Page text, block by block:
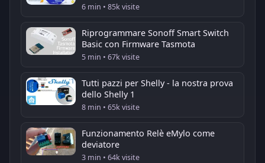
6 min • 85k visite
Riprogrammare Sonoff Smart Switch
Basic con Firmware Tasmota
5 min • 67k visite
Tutti pazzi per Shelly - la nostra prova
dello Shelly 1
8 min • 65k visite
Funzionamento Relè eMylo come
deviatore
3 min • 64k visite